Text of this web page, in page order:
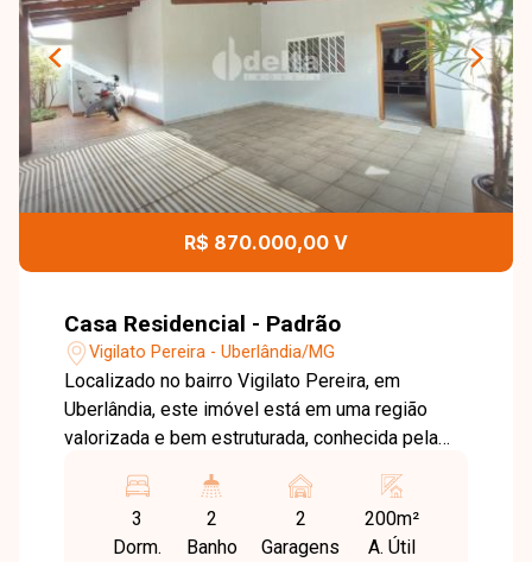
R$ 870.000,00 V
Casa Residencial - Padrão
Vigilato Pereira - Uberlândia/MG
Localizado no bairro Vigilato Pereira, em
Uberlândia, este imóvel está em uma região
valorizada e bem estruturada, conhecida pela
oferece fácil acesso às principais avenidas da
cidade, além de contar com ampla rede de
comércios, serviços, escolas e opções de lazer,
3
Dorm.
2
Banho
2
Garagens
200m²
A. Útil